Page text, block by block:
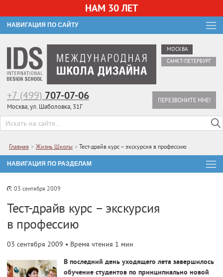
НАМ 30 ЛЕТ
НАВИГАЦИЯ ПО САЙТУ
МОСКВА
САНКТ-ПЕТЕРБУРГ
ПЕРЕЗВОНИТЕ МНЕ!
+7 (499) 707-07-06
Москва, ул. Шаболовка, 31Г
Главная > Жизнь Школы > Тест-драйв курс – экскурсия в профессию
03 сентября 2009
Тест-драйв курс – экскурсия
в профессию
03 сентября 2009 • Время чтения 1 мин
В последний день уходящего лета завершилось
обучение студентов по принципиально новой
НАВИГАЦИЯ ПО РАЗДЕЛАМ